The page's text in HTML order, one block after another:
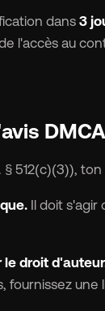
dans3
l'accès au
DMCA
§ 512(c)(3)),
Il doit s'agir
droit
une